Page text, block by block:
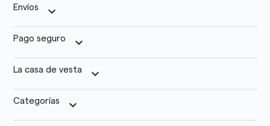
Envíos keyboard_arrow_down
Pago seguro keyboard_arrow_down
La casa de vesta keyboard_arrow_down
Categorías keyboard_arrow_down